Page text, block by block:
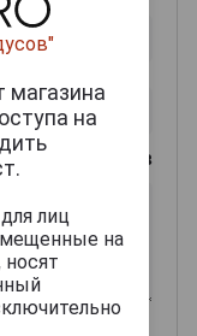
0из 2000 знаков
магазина
на
лиц
на
носят